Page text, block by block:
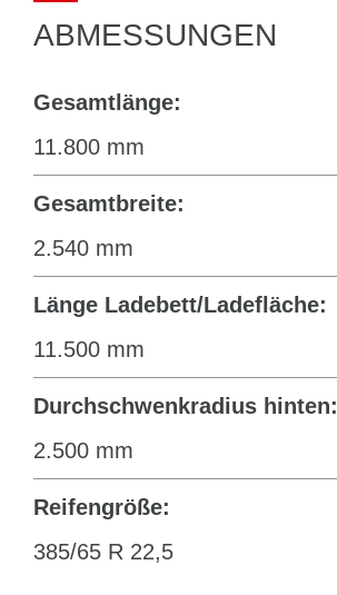
ABMESSUNGEN
Gesamtlänge:
11.800 mm
Gesamtbreite:
2.540 mm
Länge Ladebett/Ladefläche:
11.500 mm
Durchschwenkradius hinten:
2.500 mm
Reifengröße:
385/65 R 22,5